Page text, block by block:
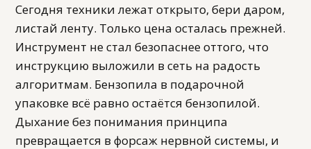
Сегодня техники лежат открыто, бери даром,
листай ленту. Только цена осталась прежней.
Инструмент не стал безопаснее оттого, что
инструкцию выложили в сеть на радость
алгоритмам. Бензопила в подарочной
упаковке всё равно остаётся бензопилой.
Дыхание без понимания принципа
превращается в форсаж нервной системы, и